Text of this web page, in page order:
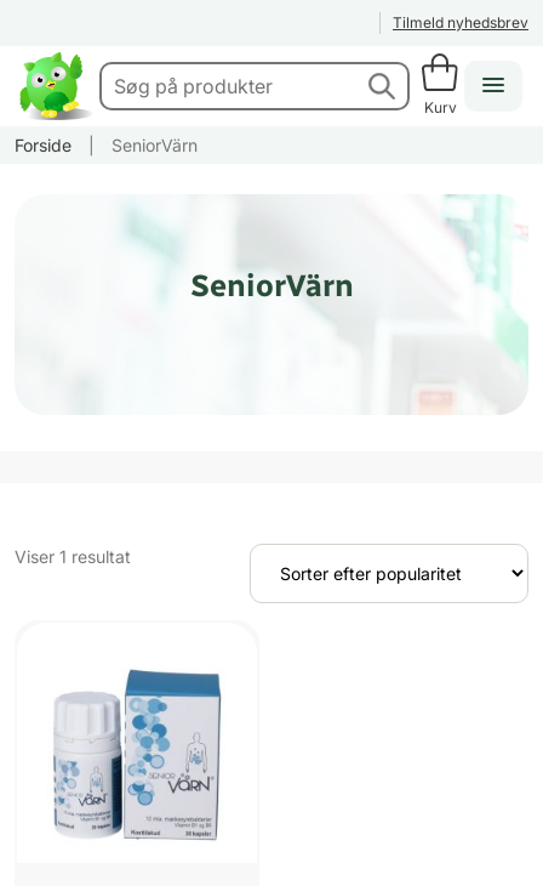
Tilmeld nyhedsbrev
Kurv
Forside SeniorVärn
SeniorVärn
Viser 1 resultat